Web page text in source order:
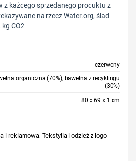
z każdego sprzedanego produktu z
na rzecz Water.org, ślad
CO2
czerwony
organiczna (70%), bawełna z recyklingu
(30%)
80 x 69 x 1 cm
i reklamowa,Tekstylia i odzież z logo